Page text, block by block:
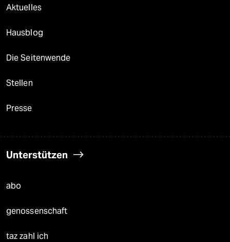
Aktuelles
Hausblog
Die Seitenwende
Stellen
Presse
Unterstützen
abo
genossenschaft
taz zahl ich